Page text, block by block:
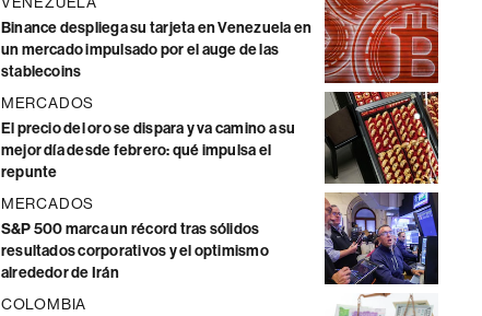
Binance despliega su tarjeta en Venezuela en
un mercado impulsado por el auge de las
stablecoins
MERCADOS
El precio del oro se dispara y va camino a su
mejor día desde febrero: qué impulsa el
repunte
MERCADOS
S&P 500 marca un récord tras sólidos
resultados corporativos y el optimismo
alrededor de Irán
COLOMBIA